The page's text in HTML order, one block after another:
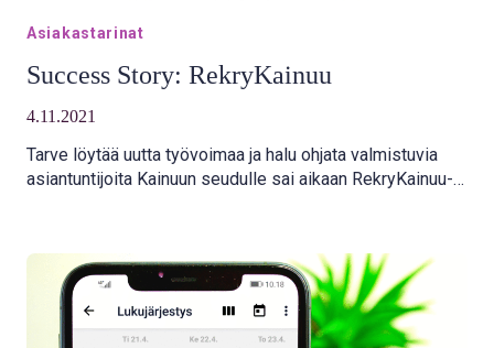
Asiakastarinat
Success Story: RekryKainuu
4.11.2021
Tarve löytää uutta työvoimaa ja halu ohjata valmistuvia
asiantuntijoita Kainuun seudulle sai aikaan RekryKainuu-